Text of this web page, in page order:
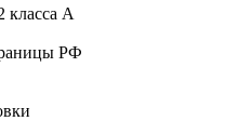
класса А
РФ